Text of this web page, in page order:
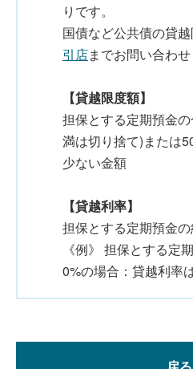
りです。
国債など公共債の貸
引店までお問い合わせ
【貸越限度額】
担保とする定期預金
満は切り捨て)または
少ない金額
【貸越利率】
担保とする定期預金
《例》 担保とする定
0%の場合：貸越利率